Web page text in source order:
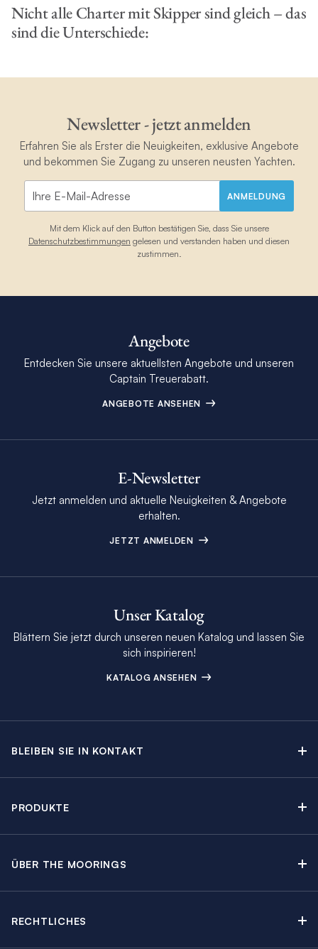
Nicht alle Charter mit Skipper sind gleich – das
sind die Unterschiede:
Newsletter - jetzt anmelden
Erfahren Sie als Erster die Neuigkeiten, exklusive Angebote
und bekommen Sie Zugang zu unseren neusten Yachten.
ANMELDUNG
Mit dem Klick auf den Button bestätigen Sie, dass Sie unsere
Datenschutzbestimmungen gelesen und verstanden haben und diesen
zustimmen.
Angebote
Entdecken Sie unsere aktuellsten Angebote und unseren
Captain Treuerabatt.
ANGEBOTE ANSEHEN
E-Newsletter
Jetzt anmelden und aktuelle Neuigkeiten & Angebote
erhalten.
JETZT ANMELDEN
Unser Katalog
Blättern Sie jetzt durch unseren neuen Katalog und lassen Sie
sich inspirieren!
KATALOG ANSEHEN
BLEIBEN SIE IN KONTAKT
The Moorings Revierführer
PRODUKTE
Yachtcharter mit Skipper
ÜBER THE MOORINGS
RECHTLICHES